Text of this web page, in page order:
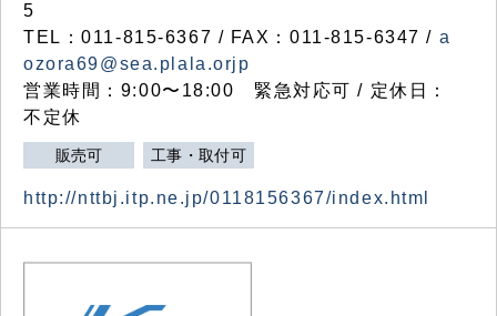
5
TEL：011-815-6367 / FAX：011-815-6347 / a
ozora69@sea.plala.orjp
営業時間：9:00〜18:00 緊急対応可 / 定休日：
不定休
販売可 工事・取付可
http://nttbj.itp.ne.jp/0118156367/index.html